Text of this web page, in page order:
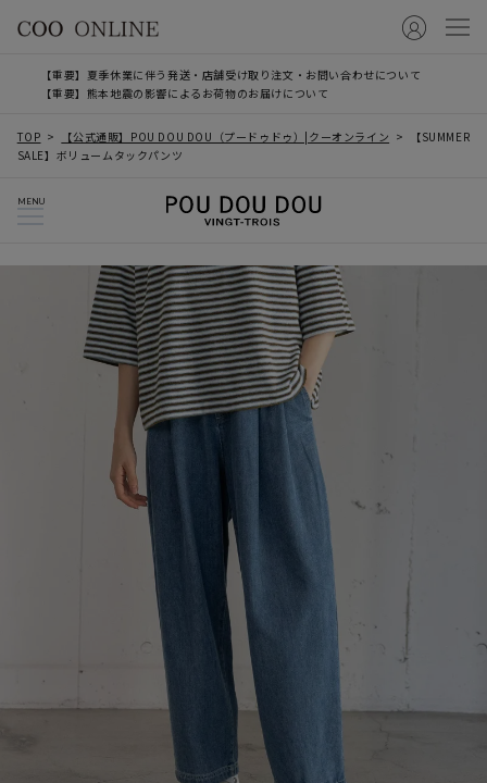
【重要】夏季休業に伴う発送・店舗受け取り注文・お問い合わせについて
【重要】熊本地震の影響によるお荷物のお届けについて
TOP 【公式通販】POU DOU DOU（プードゥドゥ）|クーオンライン
【SUMMER
SALE】ボリュームタックパンツ
MENU